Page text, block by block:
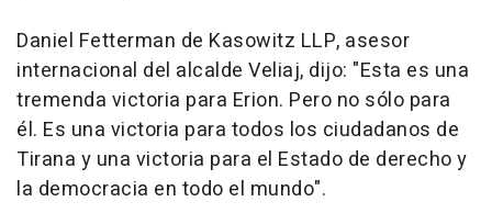
Daniel Fetterman de Kasowitz LLP, asesor
internacional del alcalde Veliaj, dijo: "Esta es una
tremenda victoria para Erion. Pero no sólo para
él. Es una victoria para todos los ciudadanos de
Tirana y una victoria para el Estado de derecho y
la democracia en todo el mundo".